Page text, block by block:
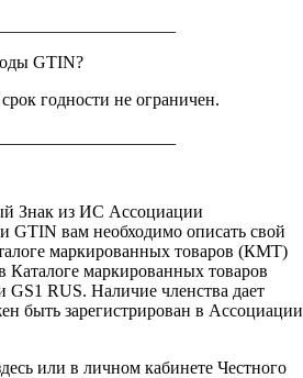
GTIN?
годности не ограничен.
Знак из ИС Ассоциации
вам необходимо описать свой
маркированных товаров (КМТ)
маркированных товаров
RUS. Наличие членства дает
быть зарегистрирован в Ассоциации
или в личном кабинете Честного